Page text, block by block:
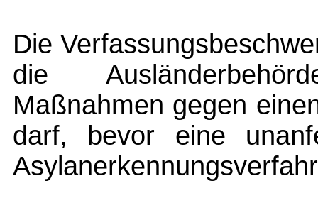
Die
die
Maßnahmen gegen
darf, bevor eine